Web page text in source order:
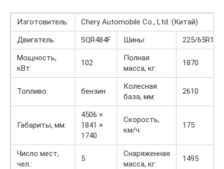
Изготовитель:
Chery Automobile Co., Ltd. (Китай)
Двигатель:
SQR484F Шины:
225/65R17
Мощность,
кВт:
102
Полная
масса, кг:
1870
Топливо: бензин
Колесная
база, мм:
2610
Габариты, мм:
4506 ×
1841 ×
1740
Скорость,
км/ч:
175
Число мест,
чел.:
5
Снаряженная
масса, кг:
1495